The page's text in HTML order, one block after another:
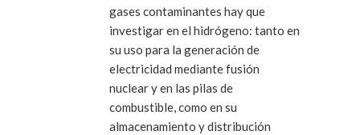
gases contaminantes hay que
investigar en el hidrógeno: tanto en
su uso para la generación de
electricidad mediante fusión
nuclear y en las pilas de
combustible, como en su
almacenamiento y distribución